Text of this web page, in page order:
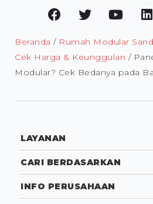
Beranda / Rumah Modular
Cek Harga & Keunggulan /
Modular? Cek Bedanya pada
LAYANAN
CARI BERDASARKAN
INFO PERUSAHAAN